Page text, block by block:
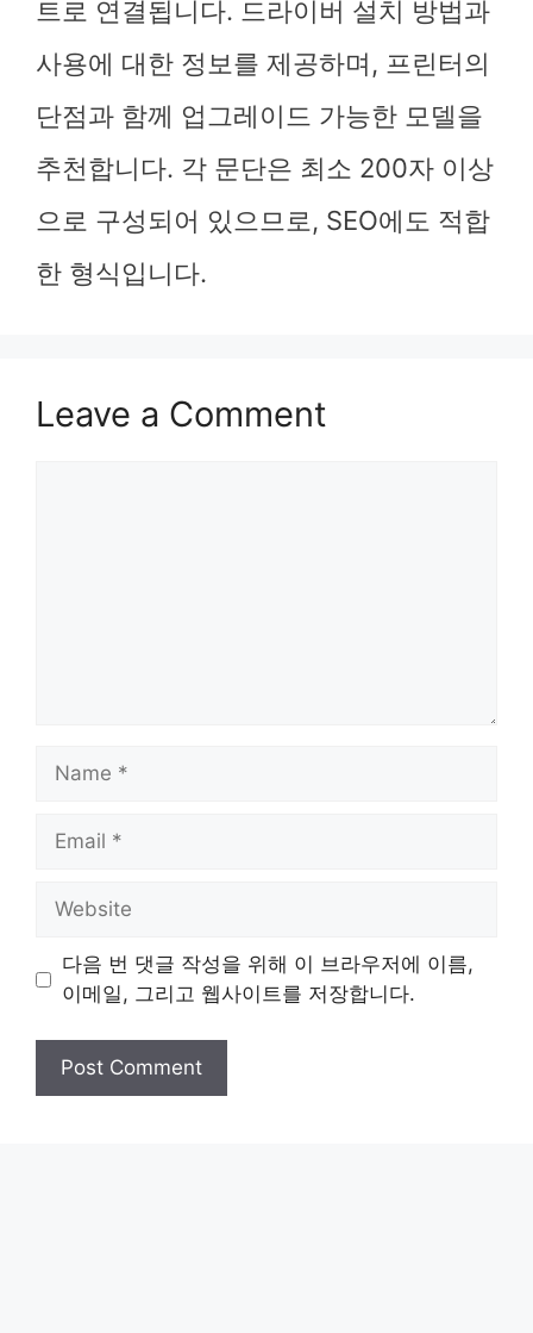
트로 연결됩니다. 드라이버 설치 방법과
사용에 대한 정보를 제공하며, 프린터의
단점과 함께 업그레이드 가능한 모델을
추천합니다. 각 문단은 최소 200자 이상
으로 구성되어 있으므로, SEO에도 적합
한 형식입니다.
Leave a Comment
Name
Email
Website
다음 번 댓글 작성을 위해 이 브라우저에 이름,
이메일, 그리고 웹사이트를 저장합니다.